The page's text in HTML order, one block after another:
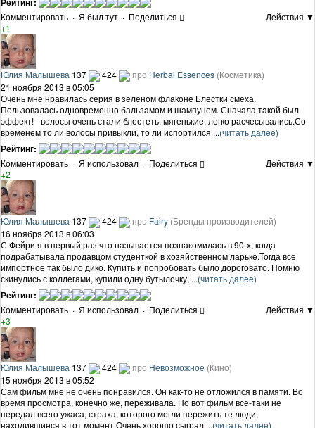
Комментировать · Я был тут · Поделиться
Действия ▼
+1
Юлия Малышева 137 424 про Herbal Essences (Косметика)
21 ноября 2013 в 05:05
Очень мне нравилась серия в зеленом флаконе Блестки смеха.
Пользовалась одновременно бальзамом и шампунем. Сначала такой был
эффект! - волосы очень стали блестеть, мягенькие. легко расчесывались.Со
временем то ли волосы привыкли, то ли испортился ...(читать далее)
Рейтинг:
Комментировать · Я использовал · Поделиться
Действия ▼
+2
Юлия Малышева 137 424 про Fairy (Бренды производителей)
16 ноября 2013 в 06:03
С Фейри я в первый раз что называется познакомилась в 90-х, когда
подрабатывала продавцом студенткой в хозяйственном ларьке.Тогда все
импортное так было дико. Купить и попробовать было дороговато. Помню
скинулись с коллегами, купили одну бутылочку, ...(читать далее)
Рейтинг:
Комментировать · Я использовал · Поделиться
Действия ▼
+3
Юлия Малышева 137 424 про Невозможное (Кино)
15 ноября 2013 в 05:52
Сам фильм мне не очень понравился. Он как-то не отложился в памяти. Во
время просмотра, конечно же, переживала. Но вот фильм все-таки не
передал всего ужаса, страха, которого могли пережить те люди,
находившиеся в тот момент.Очень хорошо сыграл ...(читать далее)